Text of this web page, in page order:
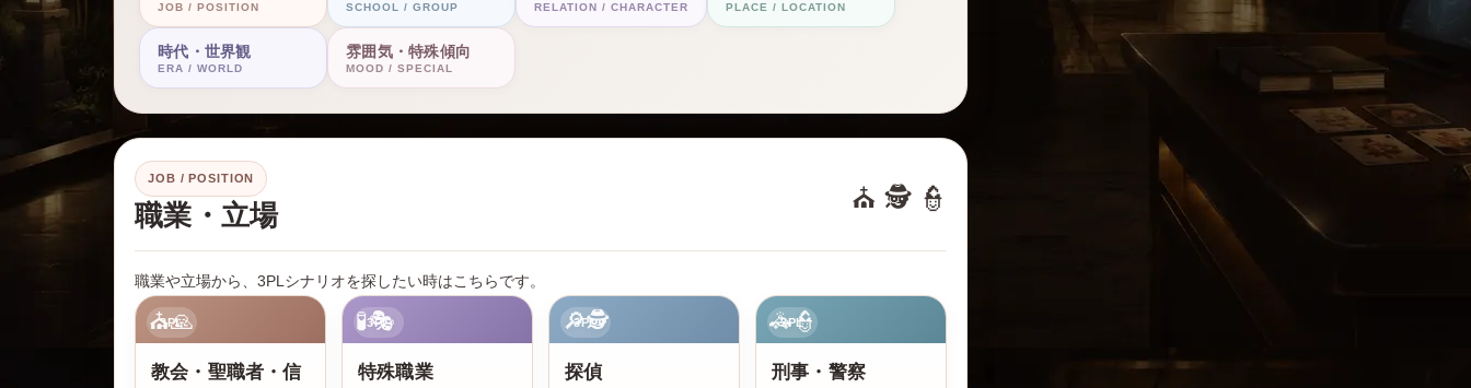
JOB / POSITION SCHOOL / GROUP RELATION / CHARACTER PLACE / LOCATION
時代・世界観
ERA / WORLD
雰囲気・特殊傾向
MOOD / SPECIAL
JOB / POSITION
職業・立場
⛪ 🕵️ 👮
職業や立場から、3PLシナリオを探したい時はこちらです。
3PL
⛪🙏
教会・聖職者・信
3PL
🧪🎭
特殊職業
3PL
🔎🕵️
探偵
3PL
🚓👮
刑事・警察